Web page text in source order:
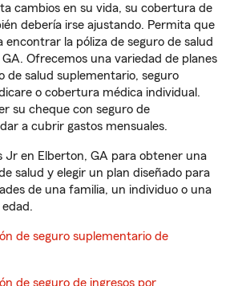
cambios en su vida, su cobertura de
debería irse ajustando. Permita que
encontrar la póliza de seguro de salud
Ofrecemos una variedad de planes
de salud suplementario, seguro
o cobertura médica individual.
su cheque con seguro de
a cubrir gastos mensuales.
Jr en Elberton, GA para obtener una
salud y elegir un plan diseñado para
de una familia, un individuo o una
de seguro suplementario de
de seguro de ingresos por